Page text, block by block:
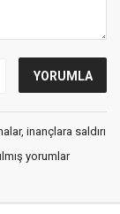
inançlara saldırı
yorumlar